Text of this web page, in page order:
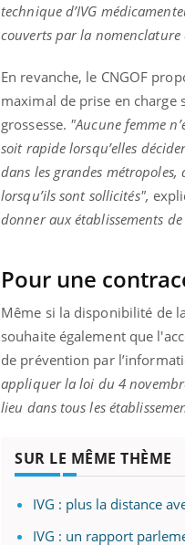
technique d’IVG
couverts par la nomenclature
En revanche, le CNGOF
maximal de prise en charge
grossesse. "Aucune femme
soit rapide lorsqu’elles
dans les grandes
lorsqu’ils sont sollicités",
donner aux établissements de
Pour une
Même si la disponibilité de
souhaite également que
de prévention par
appliquer la loi du 4
lieu dans tous les
SUR LE MÊME THÈME
IVG : plus la distance
IVG : un rapport